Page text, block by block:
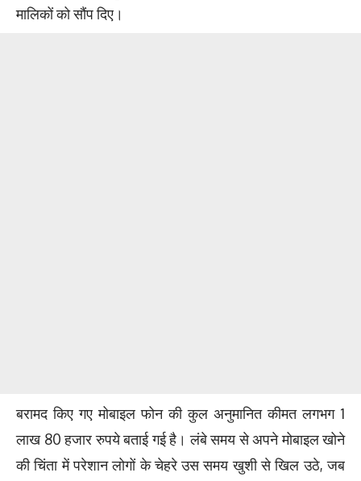
मालिकों को सौंप दिए।
बरामद किए गए मोबाइल फोन की कुल अनुमानित कीमत लगभग 1
लाख 80 हजार रुपये बताई गई है। लंबे समय से अपने मोबाइल खोने
की चिंता में परेशान लोगों के चेहरे उस समय खुशी से खिल उठे, जब